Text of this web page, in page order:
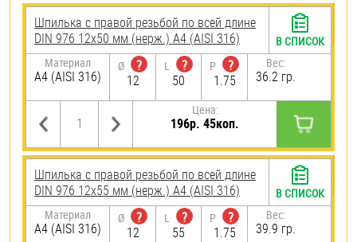
Шпилька с правой резьбой по всей длине
DIN 976 12х50 мм (нерж.) A4 (AISI 316)
Материал
A4 (AISI 316)
Ø
?
12
L
?
50
P
?
1.75
Вес:
36.2 гр.
Цена:
196р. 45коп.
В СПИСОК
Шпилька с правой резьбой по всей длине
DIN 976 12х55 мм (нерж.) A4 (AISI 316)
Материал
A4 (AISI 316)
Ø
?
12
L
?
55
P
?
1.75
Вес:
39.9 гр.
В СПИСОК